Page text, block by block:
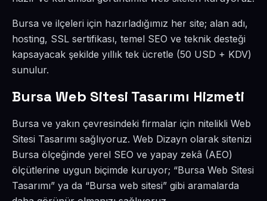
Bursa ve ilçeleri için hazırladığımız her site; alan adı,
hosting, SSL sertifikası, temel SEO ve teknik desteği
kapsayacak şekilde yıllık tek ücretle (50 USD + KDV)
sunulur.
Bursa Web Sitesi Tasarımı Hizmeti
Bursa ve yakın çevresindeki firmalar için nitelikli Web
Sitesi Tasarımı sağlıyoruz. Web Dizayn olarak sitenizi
Bursa ölçeğinde yerel SEO ve yapay zekâ (AEO)
ölçütlerine uygun biçimde kuruyor; “Bursa Web Sitesi
Tasarımı” ya da “Bursa web sitesi” gibi aramalarda